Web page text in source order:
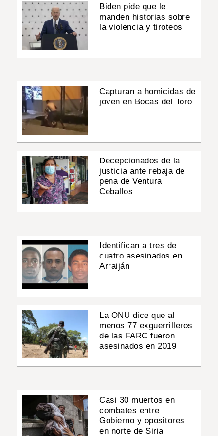
Biden pide que le
manden historias sobre
la violencia y tiroteos
Capturan a homicidas de
joven en Bocas del Toro
Decepcionados de la
justicia ante rebaja de
pena de Ventura
Ceballos
Identifican a tres de
cuatro asesinados en
Arraiján
La ONU dice que al
menos 77 exguerrilleros
de las FARC fueron
asesinados en 2019
Casi 30 muertos en
combates entre
Gobierno y opositores
en norte de Siria